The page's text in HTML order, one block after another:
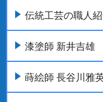
伝統工芸の職人
漆塗師 新井吉雄
蒔絵師 長谷川雅